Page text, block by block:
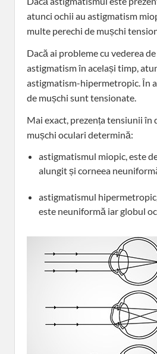
atunci ochii au astigmatism
multe perechi de mușchi
Dacă ai probleme cu vederea
astigmatism în același timp,
astigmatism-hipermetropic. În
de mușchi sunt tensionate.
Mai exact, prezența tensiunii în
mușchi oculari determină:
astigmatismul miopic, este
alungit și corneea
astigmatismul
este neuniformă iar globul